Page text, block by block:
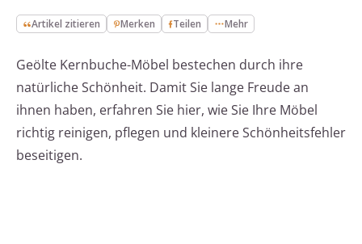
Artikel zitieren Merken Teilen Mehr
Geölte Kernbuche-Möbel bestechen durch ihre
natürliche Schönheit. Damit Sie lange Freude an
ihnen haben, erfahren Sie hier, wie Sie Ihre Möbel
richtig reinigen, pflegen und kleinere Schönheitsfehler
beseitigen.